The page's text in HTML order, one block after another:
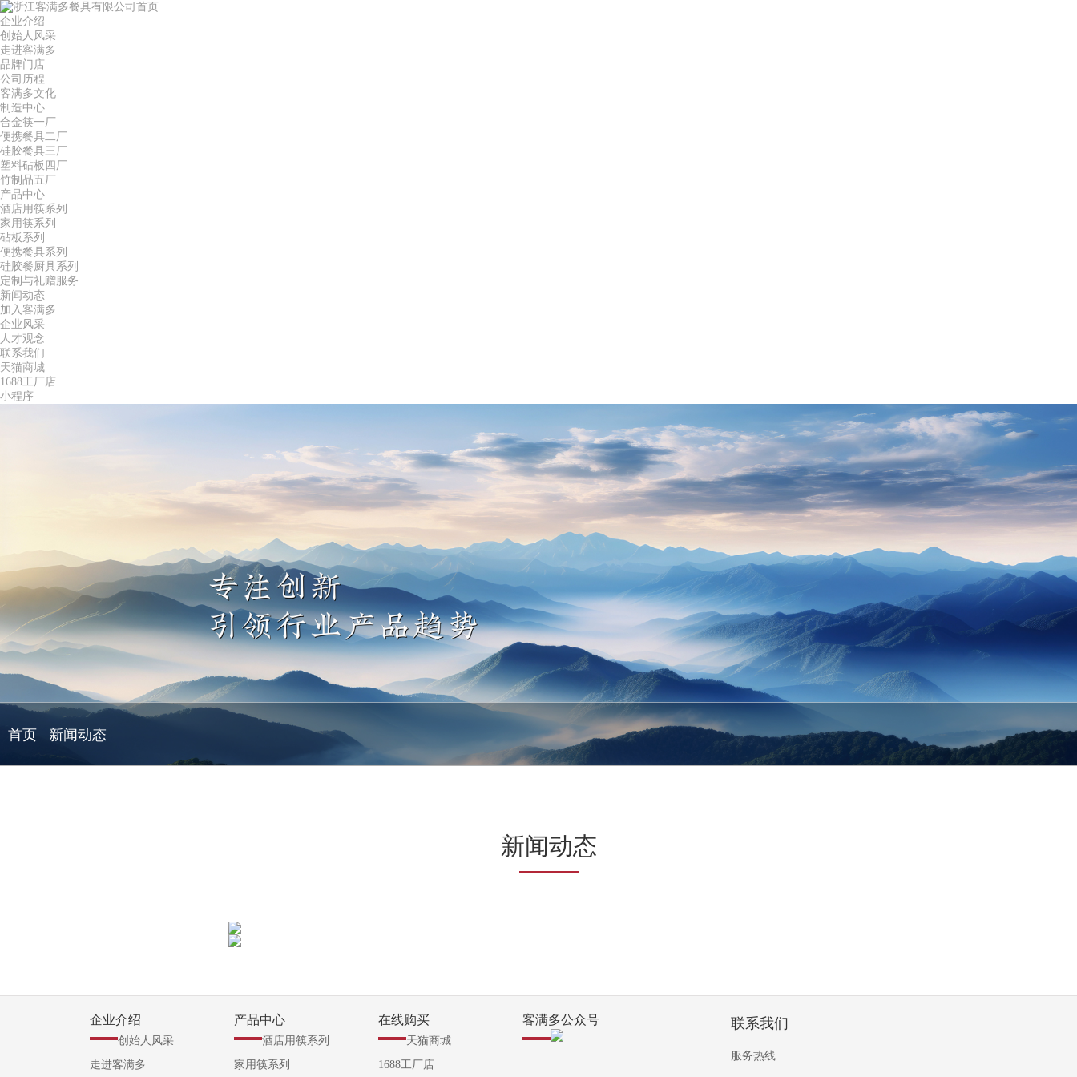
首页
企业介绍
创始人风采
走进客满多
品牌门店
公司历程
客满多文化
制造中心
合金筷一厂
便携餐具二厂
硅胶餐具三厂
塑料砧板四厂
竹制品五厂
产品中心
酒店用筷系列
家用筷系列
砧板系列
便携餐具系列
硅胶餐厨具系列
定制与礼赠服务
新闻动态
加入客满多
企业风采
人才观念
联系我们
天猫商城
1688工厂店
小程序
首页 新闻动态
新闻动态
企业介绍
创始人风采
走进客满多
产品中心
酒店用筷系列
家用筷系列
在线购买
天猫商城
1688工厂店
客满多公众号 联系我们
服务热线